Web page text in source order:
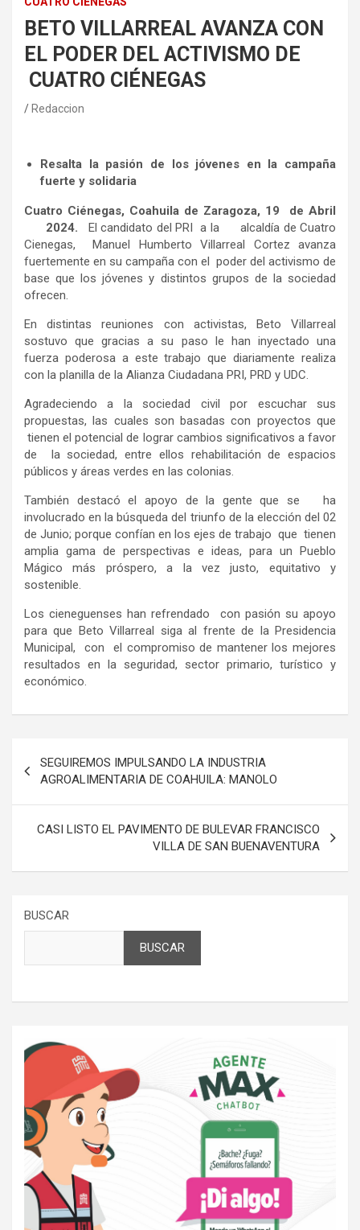
BETO VILLARREAL AVANZA CON
EL PODER DEL ACTIVISMO DE
CUATRO CIÉNEGAS
Redaccion
Resalta la pasión de los jóvenes en la campaña
fuerte y solidaria
Cuatro Ciénegas, Coahuila de Zaragoza, 19 de Abril
2024.
El candidato del PRI a la alcaldía de Cuatro
Cienegas, Manuel Humberto Villarreal Cortez avanza
fuertemente en su campaña con el poder del activismo de
base que los jóvenes y distintos grupos de la sociedad
ofrecen.
En distintas reuniones con activistas, Beto Villarreal
sostuvo que gracias a su paso le han inyectado una
fuerza poderosa a este trabajo que diariamente realiza
con la planilla de la Alianza Ciudadana PRI, PRD y UDC.
Agradeciendo a la sociedad civil por escuchar sus
propuestas, las cuales son basadas con proyectos que
tienen el potencial de lograr cambios significativos a favor
de la sociedad, entre ellos rehabilitación de espacios
públicos y áreas verdes en las colonias.
También destacó el apoyo de la gente que se ha
involucrado en la búsqueda del triunfo de la elección del 02
de Junio; porque confían en los ejes de trabajo que tienen
amplia gama de perspectivas e ideas, para un Pueblo
Mágico más próspero, a la vez justo, equitativo y
sostenible.
Los cieneguenses han refrendado con pasión su apoyo
para que Beto Villarreal siga al frente de la Presidencia
Municipal, con el compromiso de mantener los mejores
resultados en la seguridad, sector primario, turístico y
económico.
de
entradas
SEGUIREMOS IMPULSANDO LA INDUSTRIA
AGROALIMENTARIA DE COAHUILA: MANOLO
CASI LISTO EL PAVIMENTO DE BULEVAR FRANCISCO
VILLA DE SAN BUENAVENTURA
BUSCAR
BUSCAR